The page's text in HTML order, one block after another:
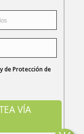
de Protección de